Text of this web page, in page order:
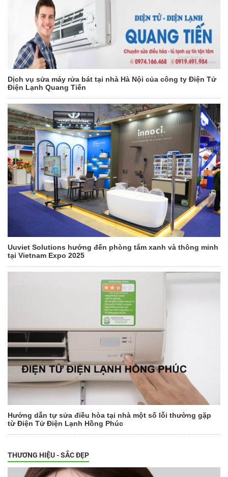
Dịch vụ sửa máy rửa bát tại nhà Hà Nội của công ty Điện Tử
Điện Lạnh Quang Tiến
Uuviet Solutions hướng đến phòng tắm xanh và thông minh
tại Vietnam Expo 2025
Hướng dẫn tự sửa điều hòa tại nhà một số lỗi thường gặp
từ Điện Tử Điện Lạnh Hồng Phúc
THƯƠNG HIỆU - SẮC ĐẸP